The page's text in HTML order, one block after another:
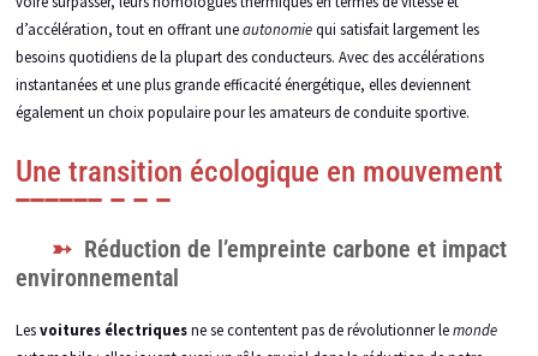
d’accélération, tout en offrant uneautonomiequi satisfait largement les
besoins quotidiens de la plupart des conducteurs. Avec des accélérations
instantanées et une plus grande efficacité énergétique, elles deviennent
également un choix populaire pour les amateurs de conduite sportive.
Une transition écologique en mouvement
Réduction de l’empreinte carbone et impact
environnemental
Lesvoitures électriquesne se contentent pas de révolutionner lemonde